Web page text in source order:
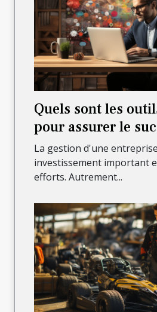
Quels sont les
pour assurer le
entreprise en ligne
La gestion d'une
investissement important
efforts. Autrement...